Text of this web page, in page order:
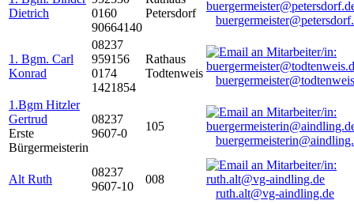
Dietrich
0160
90664140
Petersdorf
1. Bgm. Carl
Konrad
08237
959156
0174
1421854
Rathaus
Todtenweis
1.Bgm Hitzler
Gertrud
Erste
Bürgermeisterin
08237
9607-0
105
Alt Ruth
08237
9607-10
008
ruth.alt@vg-aindling.de